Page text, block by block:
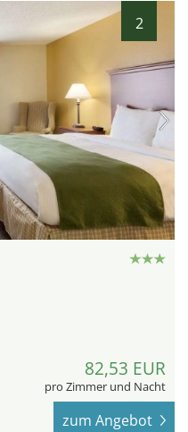
2
82,53 EUR
pro Zimmer und Nacht
zum Angebot